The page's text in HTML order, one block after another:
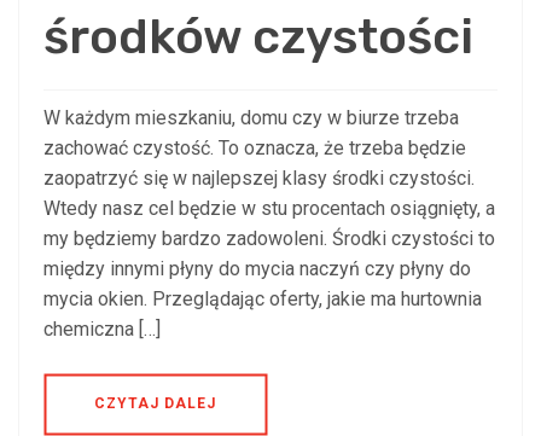
środków czystości
W każdym mieszkaniu, domu czy w biurze trzeba
zachować czystość. To oznacza, że trzeba będzie
zaopatrzyć się w najlepszej klasy środki czystości.
Wtedy nasz cel będzie w stu procentach osiągnięty, a
my będziemy bardzo zadowoleni. Środki czystości to
między innymi płyny do mycia naczyń czy płyny do
mycia okien. Przeglądając oferty, jakie ma hurtownia
chemiczna […]
CZYTAJ DALEJ